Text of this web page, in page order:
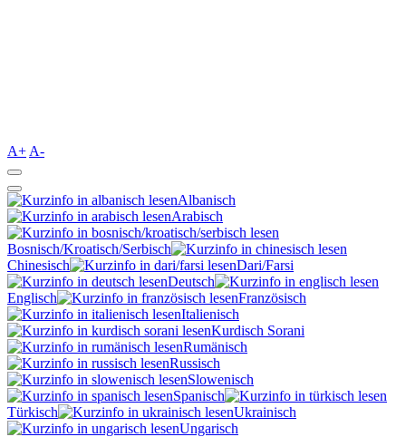
A+ A-
Albanisch
Arabisch
Bosnisch/Kroatisch/Serbisch
Chinesisch
Dari/Farsi
Deutsch
Englisch
Französisch
Italienisch
Kurdisch Sorani‎
Rumänisch
Russisch
Slowenisch
Spanisch
Türkisch
Ukrainisch
Ungarisch